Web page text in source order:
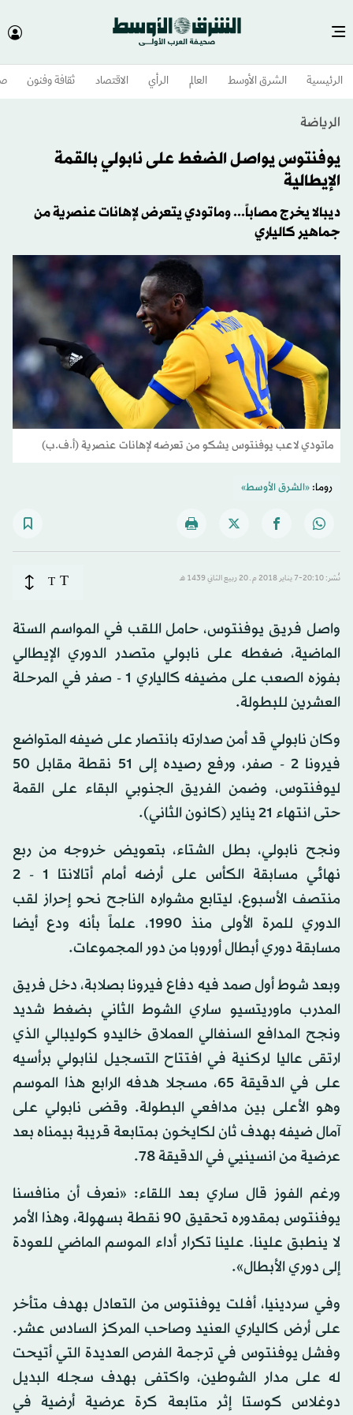
الرئيسية الشرق الأوسط​ العالم الرأي الاقتصاد ثقافة وفنون
الرياضة
يوفنتوس يواصل الضغط على نابولي بالقمة
الإيطالية
ديبالا يخرج مصاباً... وماتودي يتعرض لإهانات عنصرية من
جماهير كالياري
ماتودي لاعب يوفنتوس يشكو من تعرضه لإهانات عنصرية (أ.ف.ب)
روما:«الشرق الأوسط»
نُشر: 20:10-7 يناير 2018 م ـ 20 ربيع الثاني 1439 هـ T
T
واصل فريق يوفنتوس، حامل اللقب في المواسم الستة
الماضية، ضغطه على نابولي متصدر الدوري الإيطالي
بفوزه الصعب على مضيفه كالياري 1 - صفر في المرحلة
العشرين للبطولة.
وكان نابولي قد أمن صدارته بانتصار على ضيفه المتواضع
فيرونا 2 - صفر، ورفع رصيده إلى 51 نقطة مقابل 50
ليوفنتوس، وضمن الفريق الجنوبي البقاء على القمة
حتى انتهاء 21 يناير (كانون الثاني).
ونجح نابولي، بطل الشتاء، بتعويض خروجه من ربع
نهائي مسابقة الكأس على أرضه أمام أتالانتا 1 - 2
منتصف الأسبوع، ليتابع مشواره الناجح نحو إحراز لقب
الدوري للمرة الأولى منذ 1990، علماً بأنه ودع أيضا
مسابقة دوري أبطال أوروبا من دور المجموعات.
وبعد شوط أول صمد فيه دفاع فيرونا بصلابة، دخل فريق
المدرب ماوريتسيو ساري الشوط الثاني بضغط شديد
ونجح المدافع السنغالي العملاق خاليدو كوليبالي الذي
ارتقى عاليا لركنية في افتتاح التسجيل لنابولي برأسيه
على في الدقيقة 65، مسجلا هدفه الرابع هذا الموسم
وهو الأعلى بين مدافعي البطولة. وقضى نابولي على
آمال ضيفه بهدف ثان لكايخون بمتابعة قريبة بيمناه بعد
عرضية من انسينيي في الدقيقة 78.
ورغم الفوز قال ساري بعد اللقاء: «نعرف أن منافسنا
يوفنتوس بمقدوره تحقيق 90 نقطة بسهولة، وهذا الأمر
لا ينطبق علينا. علينا تكرار أداء الموسم الماضي للعودة
إلى دوري الأبطال».
وفي سردينيا، أفلت يوفنتوس من التعادل بهدف متأخر
على أرض كالياري العنيد وصاحب المركز السادس عشر.
وفشل يوفنتوس في ترجمة الفرص العديدة التي أتيحت
له على مدار الشوطين، واكتفى بهدف سجله البديل
دوغلاس كوستا إثر متابعة كرة عرضية أرضية في